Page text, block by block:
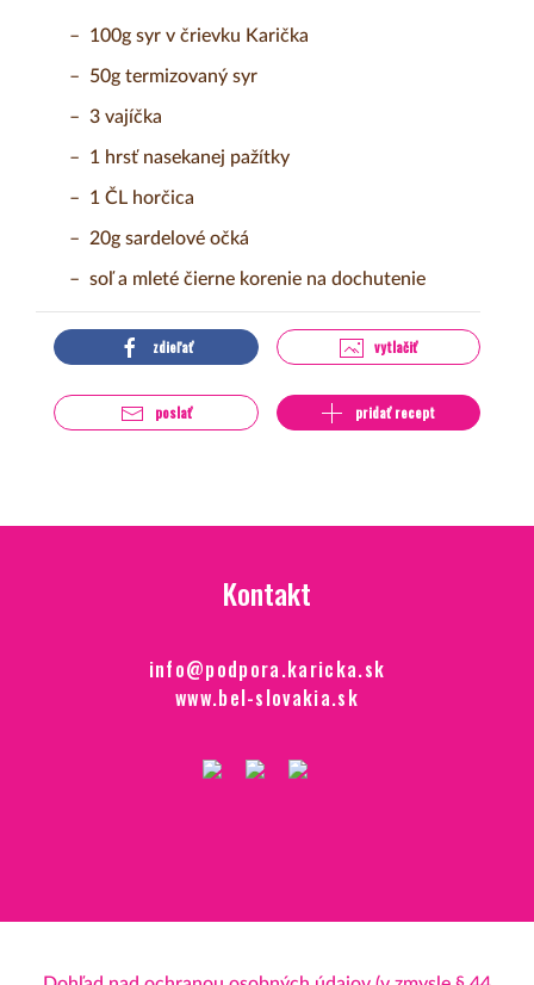
100g syr v črievku Karička
50g termizovaný syr
3 vajíčka
1 hrsť nasekanej pažítky
1 ČL horčica
20g sardelové očká
soľ a mleté čierne korenie na dochutenie
zdieľať vytlačiť
poslať pridať recept
Kontakt
info@podpora.karicka.sk
www.bel-slovakia.sk